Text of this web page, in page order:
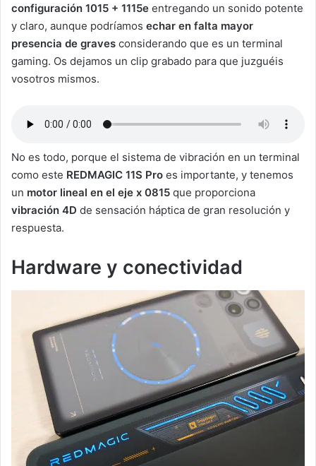
configuración 1015 + 1115e entregando un sonido potente
y claro, aunque podríamos echar en falta mayor
presencia de graves considerando que es un terminal
gaming. Os dejamos un clip grabado para que juzguéis
vosotros mismos.
No es todo, porque el sistema de vibración en un terminal
como este REDMAGIC 11S Pro es importante, y tenemos
un motor lineal en el eje x 0815 que proporciona
vibración 4D de sensación háptica de gran resolución y
respuesta.
Hardware y conectividad